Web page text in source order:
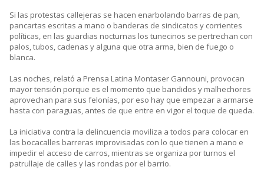
Si las protestas callejeras se hacen enarbolando barras de pan,
pancartas escritas a mano o banderas de sindicatos y corrientes
políticas, en las guardias nocturnas los tunecinos se pertrechan con
palos, tubos, cadenas y alguna que otra arma, bien de fuego o
blanca.
Las noches, relató a Prensa Latina Montaser Gannouni, provocan
mayor tensión porque es el momento que bandidos y malhechores
aprovechan para sus felonías, por eso hay que empezar a armarse
hasta con paraguas, antes de que entre en vigor el toque de queda.
La iniciativa contra la delincuencia moviliza a todos para colocar en
las bocacalles barreras improvisadas con lo que tienen a mano e
impedir el acceso de carros, mientras se organiza por turnos el
patrullaje de calles y las rondas por el barrio.